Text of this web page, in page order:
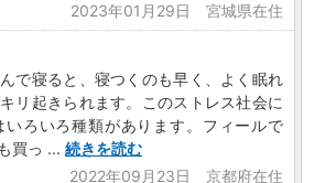
2023年01月29日 宮城県在住
で寝ると、寝つくのも早く、よく眠れ
リ起きられます。このストレス社会に
ろいろ種類があります。フィールで
買っ ... 続きを読む
2022年09月23日 京都府在住